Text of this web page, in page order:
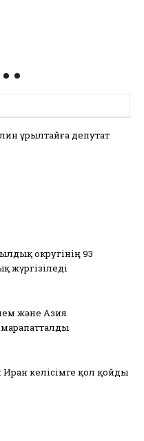
Құрылтайға депутат
округінің 93
жүргізіледі
және Азия
келісімге қол қойды